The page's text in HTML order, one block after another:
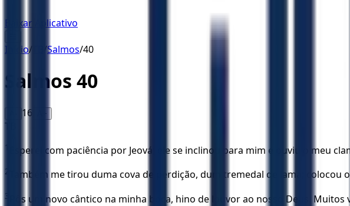
Baixar Aplicativo
Início/ /Salmos/40
Salmos 40
16 A+
TB
1 Esperei com paciência por Jeová; ele se inclinou para mim e ouviu o meu
2 Também me tirou duma cova de perdição, dum tremedal de lama; colocou
3 Pôs um novo cântico na minha boca, hino de louvor ao nosso Deus.